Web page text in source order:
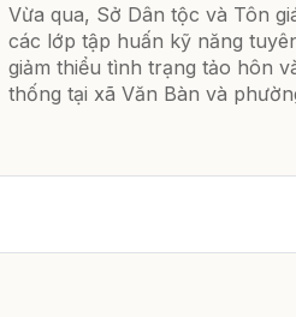
Vừa qua, Sở Dân tộc và Tôn
các lớp tập huấn kỹ năng
giảm thiểu tình trạng tảo hôn
thống tại xã Văn Bàn và